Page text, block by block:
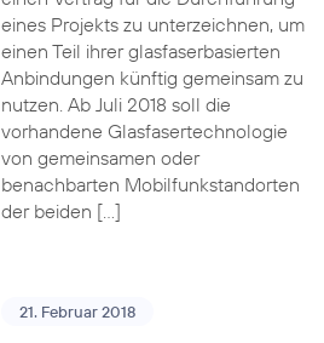
eines Projekts zu unterzeichnen, um
einen Teil ihrer glasfaserbasierten
Anbindungen künftig gemeinsam zu
nutzen. Ab Juli 2018 soll die
vorhandene Glasfasertechnologie
von gemeinsamen oder
benachbarten Mobilfunkstandorten
der beiden […]
21. Februar 2018